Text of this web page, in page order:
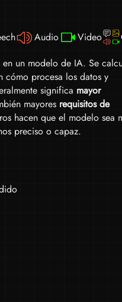
Audio Video
un modelo de IA. Se
cómo procesa los datos y
significa mayor
mayores requisitos de
hacen que el modelo sea
preciso o capaz.